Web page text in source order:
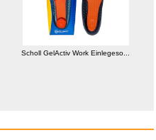
the Chamber
Scholl GelActiv Work Einlegeso...